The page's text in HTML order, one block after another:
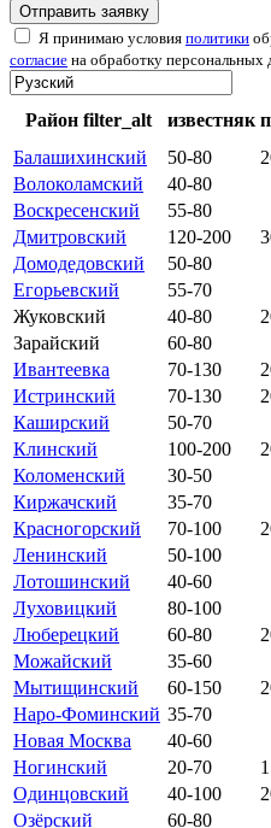
Отправить заявку
Я принимаю условия политики
согласие на обработку персональных
Район filter_alt известняк
Балашихинский
50-80
Волоколамский
40-80
Воскресенский
55-80
Дмитровский
120-200
Домодедовский
50-80
Егорьевский
55-70
Жуковский
40-80
Зарайский
60-80
Ивантеевка
70-130
Истринский
70-130
Каширский
50-70
Клинский
100-200
Коломенский
30-50
Киржачский
35-70
Красногорский
70-100
Ленинский
50-100
Лотошинский
40-60
Луховицкий
80-100
Люберецкий
60-80
Можайский
35-60
Мытищинский
60-150
Наро-Фоминский 35-70
Новая Москва
40-60
Ногинский
20-70
Одинцовский
40-100
Озёрский
60-80